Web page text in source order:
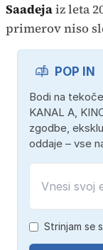
Saadejaiz leta
primerov niso
POP IN
Bodi na
KANAL A,
zgodbe,
oddaje – vse
Strinjam se s